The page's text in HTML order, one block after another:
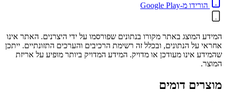
הורידו מ-Google Play
המידע המוצג באתר מקורו בנתונים שפורסמו על ידי היצרנים. האתר אינו
אחראי על הנתונים, ובכלל זה רשימת הרכיבים והערכים התזונתיים. ייתכן
שהמידע אינו מעודכן או מדויק. המידע המדויק ביותר מופיע על אריזת
המוצר.
מוצרים דומים